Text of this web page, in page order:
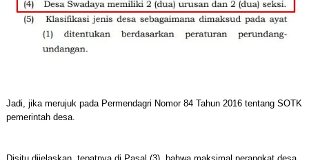
Jadi, jika merujuk pada Permendagri Nomor 84 Tahun 2016 tentang SOTK
pemerintah desa.